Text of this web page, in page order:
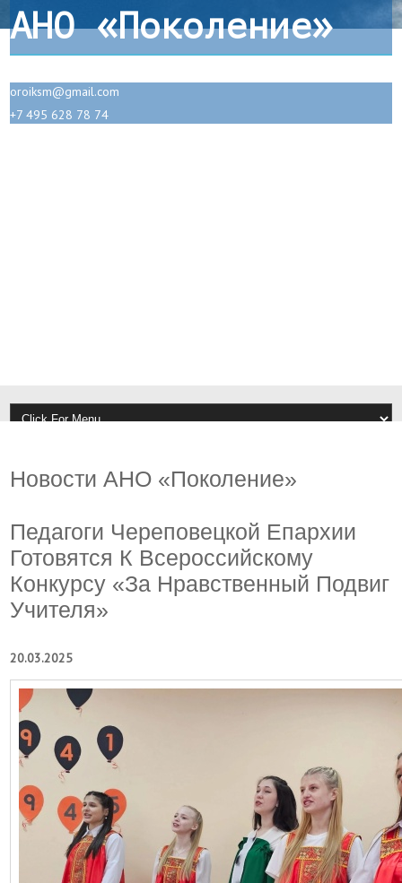
АНО «Поколение»
oroiksm@gmail.com
+7 495 628 78 74
Новости АНО «Поколение»
Педагоги Череповецкой Епархии
Готовятся К Всероссийскому
Конкурсу «За Нравственный Подвиг
Учителя»
20.03.2025